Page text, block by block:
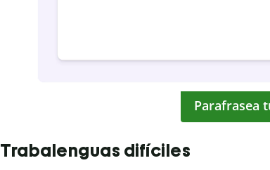
Parafrasea
Trabalenguas difíciles